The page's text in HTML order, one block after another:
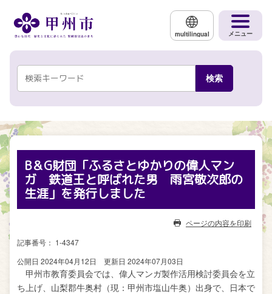
multilingual メニュー
B＆G財団「ふるさとゆかりの偉人マン
ガ 鉄道王と呼ばれた男 雨宮敬次郎の
生涯」を発行しました
ページの内容を印刷
記事番号： 1-4347
公開日 2024年04月12日
更新日 2024年07月03日
甲州市教育委員会では、偉人マンガ製作活用検討委員会を立
ち上げ、山梨郡牛奥村（現：甲州市塩山牛奥）出身で、日本で